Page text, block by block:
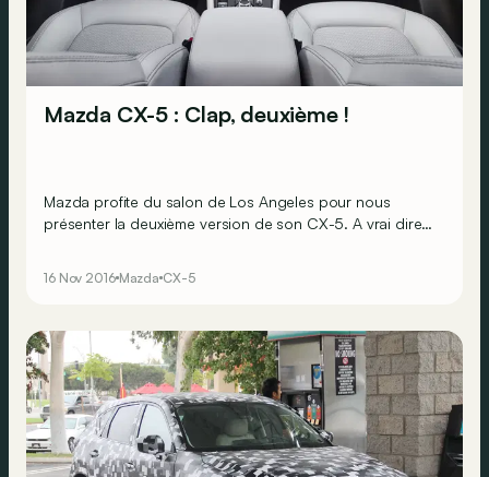
Mazda CX-5 : Clap, deuxième !
Mazda profite du salon de Los Angeles pour nous
présenter la deuxième version de son CX-5. A vrai dire, il
16 Nov 2016 Mazda CX-5